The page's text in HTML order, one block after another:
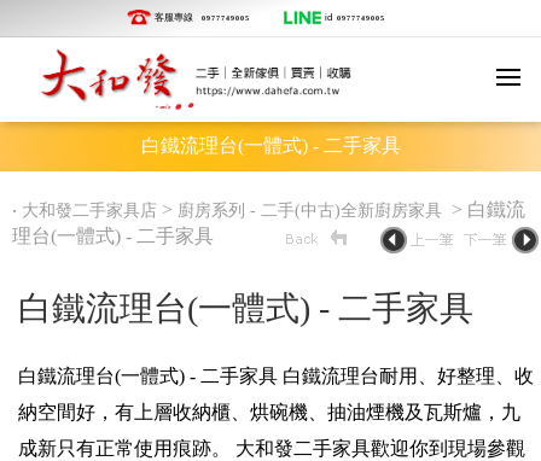
客服專線 0977749005 id 0977749005
白鐵流理台(一體式) - 二手家具
‧ 大和發二手家具店 > 廚房系列 - 二手(中古)全新廚房家具 > 白鐵流
理台(一體式) - 二手家具
白鐵流理台(一體式) - 二手家具
白鐵流理台(一體式) - 二手家具 白鐵流理台耐用、好整理、收
納空間好，有上層收納櫃、烘碗機、抽油煙機及瓦斯爐，九
成新只有正常使用痕跡。 大和發二手家具歡迎你到現場參觀